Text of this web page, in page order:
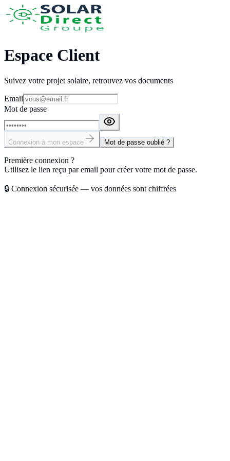
Espace Client
Suivez votre projet solaire, retrouvez vos documents
Email
Mot de passe
Connexion à mon espace Mot de passe oublié ?
Première connexion ?
Utilisez le lien reçu par email pour créer votre mot de passe.
🔒 Connexion sécurisée — vos données sont chiffrées